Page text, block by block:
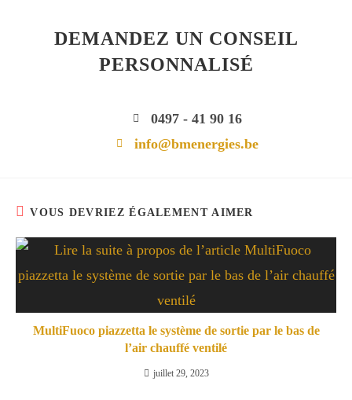
DEMANDEZ UN CONSEIL
PERSONNALISÉ
0497 - 41 90 16
info@bmenergies.be
VOUS DEVRIEZ ÉGALEMENT AIMER
MultiFuoco piazzetta le système de sortie par le bas de
l’air chauffé ventilé
juillet 29, 2023